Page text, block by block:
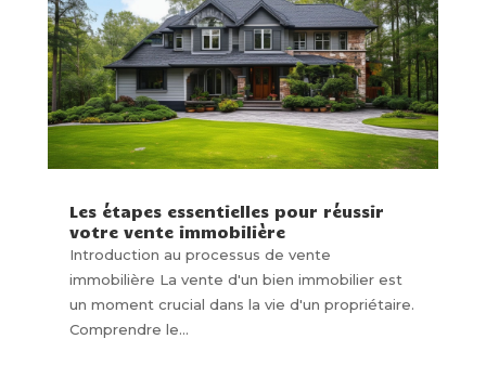
Les étapes essentielles pour réussir
votre vente immobilière
Introduction au processus de vente
immobilière La vente d'un bien immobilier est
un moment crucial dans la vie d'un propriétaire.
Comprendre le...